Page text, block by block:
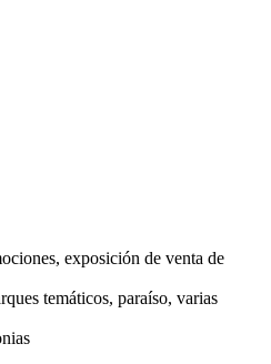
exposición de venta de
temáticos, paraíso, varias